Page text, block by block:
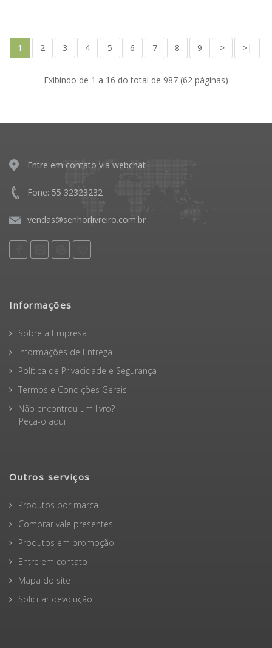
1 2 3 4 5 6 7 8 9 > >|
Exibindo de 1 a 16 do total de 987 (62 páginas)
Entre em contato via webchat
Fone: 55 32323232
vendas@senhorlivreiro.com.br
Informações
Sobre a Empresa
Informações de Entrega
Política de Privacidade e Segurança
Termos e Condições Gerais
Não encontrou um livro?
Peça-o aqui
Outros serviços
Produtos por marca
Comprar vale presentes
Produtos em promoção
Entre em contato
Mapa do site
Solicitar devolução